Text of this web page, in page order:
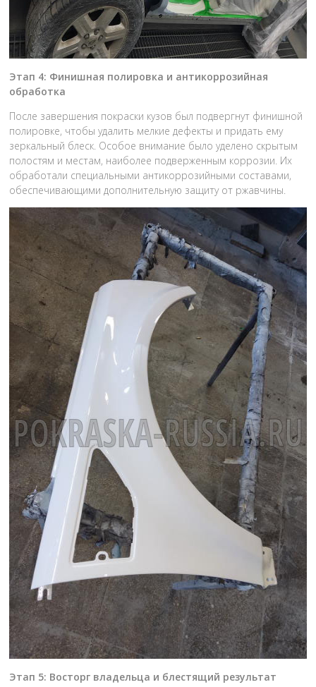
Этап 4: Финишная полировка и антикоррозийная
обработка
После завершения покраски кузов был подвергнут финишной
полировке, чтобы удалить мелкие дефекты и придать ему
зеркальный блеск. Особое внимание было уделено скрытым
полостям и местам, наиболее подверженным коррозии. Их
обработали специальными антикоррозийными составами,
обеспечивающими дополнительную защиту от ржавчины.
Этап 5: Восторг владельца и блестящий результат